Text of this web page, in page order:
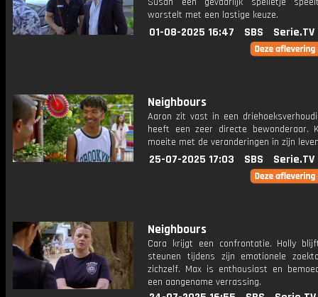
worstelt met een lastige keuze.
01-08-2025 16:47 SBS Serie.TV
Neighbours
Aaron zit vast in een
heeft een zeer directe bewonderaar.
moeite met de veranderingen in zijn
25-07-2025 17:03 SBS Serie.TV
Neighbours
Cara krijgt een confrontatie. Holly
steunen tijdens zijn emotionele
zichzelf. Max is enthousiast en
een aangename verrassing.